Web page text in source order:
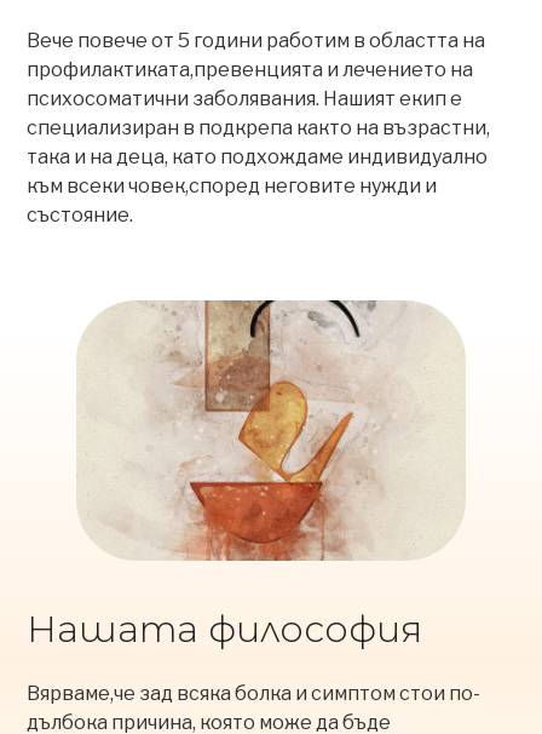
Вече повече от 5 години работим в областта на
профилактиката,превенцията и лечението на
психосоматични заболявания. Нашият екип е
специализиран в подкрепа както на възрастни,
така и на деца, като подхождаме индивидуално
към всеки човек,според неговите нужди и
състояние.
Нашата философия
Вярваме,че зад всяка болка и симптом стои по-
дълбока причина, която може да бъде